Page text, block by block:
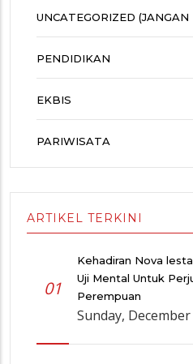
UNCATEGORIZED (JANGAN
PENDIDIKAN
EKBIS
PARIWISATA
ARTIKEL TERKINI
01
Kehadiran Nova
Uji Mental Untuk
Perempuan
Sunday,